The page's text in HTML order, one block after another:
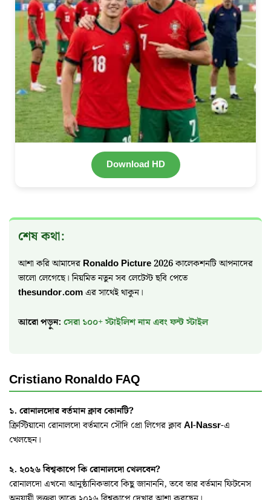
Download HD
শেষ কথা:
আশা করি আমাদের Ronaldo Picture 2026কালেকশনটি আপনাদের
ভালো লেগেছে। নিয়মিত নতুন সব লেটেস্ট ছবি পেতে
thesundor.comএর সাথেই থাকুন।
আরো পড়ুন: সেরা ১০০+ স্টাইলিশ নাম এবং ফন্ট স্টাইল
Cristiano Ronaldo FAQ
১. রোনালদোর বর্তমান ক্লাব কোনটি?
ক্রিস্টিয়ানো রোনালদো বর্তমানে সৌদি প্রো লিগের ক্লাবAl-Nassr-এ
খেলছেন।
২. ২০২৬ বিশ্বকাপে কি রোনালদো খেলবেন?
রোনালদো এখনো আনুষ্ঠানিকভাবে কিছু জানাননি, তবে তার বর্তমান ফিটনেস